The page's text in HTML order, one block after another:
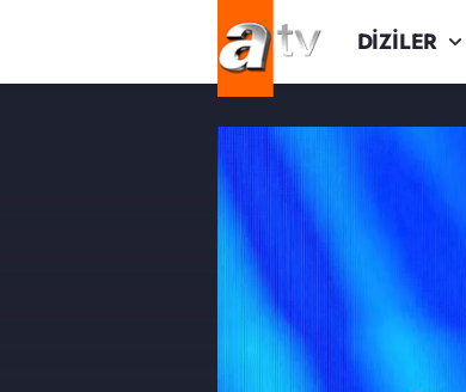
DİZİLER